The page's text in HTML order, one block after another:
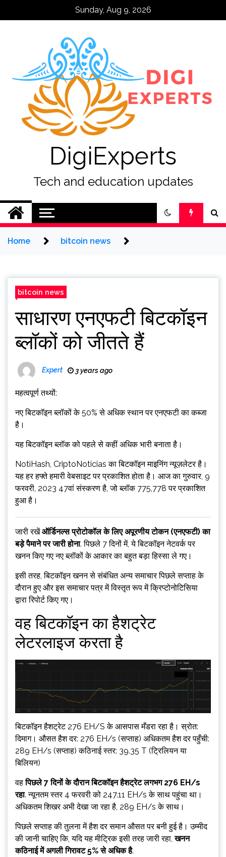
Sunday, Aug 9, 2026
DigiExperts
Tech and education updates
Home bitcoin news
bitcoin news
साधारण एनएफटी बिटकॉइन
ब्लॉकों को जीतते हैं
Expert 3 years ago
महत्वपूर्ण तथ्यों:
नए बिटकॉइन ब्लॉकों के 50% से अधिक स्थान पर एनएफटी का कब्जा
है।
यह बिटकॉइन ब्लॉक को पहले से कहीं अधिक भारी बनाता है।
NotiHash, CriptoNoticias का बिटकॉइन माइनिंग न्यूज़लेटर है।
यह हर हफ्ते हमारी वेबसाइट पर प्रकाशित होता है। आज का गुरुवार, 9
फरवरी, 2023 47वां संस्करण है, जो ब्लॉक 775,778 पर प्रकाशित
हुआ है।
जारी रखेंऑर्डिनल्स प्रोटोकॉल के लिए अपूरणीय टोकन (एनएफटी) का
बड़े पैमाने पर जारी होना. पिछले 7 दिनों में, ये बिटकॉइन नेटवर्क पर
खनन किए गए नए ब्लॉकों के आकार का बहुत बड़ा हिस्सा ले गए।
इसी तरह, बिटकॉइन खनन से संबंधित अन्य समाचार पिछले सप्ताह के
दौरान हुए और इस समाचार पत्र में विस्तृत रूप में क्रिप्टोनोटिसिया
द्वारा रिपोर्ट किए गए।
वह बिटकॉइन का हैशट्रेट
लेटरलाइज करता है
बिटकॉइन हैशट्रेट 276 EH/S के आसपास मँडरा रहा है। स्रोत:
दिमाग। औसत हैश दर: 276 EH/s (सप्ताह) अधिकतम हैश दर पहुँची:
289 EH/s (सप्ताह) कठिनाई स्तर: 39.35 T (ट्रिलियन या
बिलियन)
वहपिछले 7 दिनों के दौरान बिटकॉइन हैशट्रेट लगभग 276 EH/s
रहा. न्यूनतम स्तर 4 फरवरी को 247.11 EH/s के साथ पहुंचा था।
अधिकतम शिखर अभी देखा जा रहा है, 289 EH/s के साथ।
पिछले सप्ताह की तुलना में हैश दर समान औसत पर बनी हुई है। उम्मीद
की जानी चाहिए कि, यदि यह मीट्रिक इसी तरह जारी रहा,खनन
कठिनाई में अगली गिरावट 5% से अधिक है.